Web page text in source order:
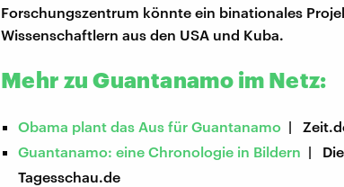
Forschungszentrum könnte ein binationales
Wissenschaftlern aus den USA und Kuba.
Mehr zu Guantanamo im Netz:
Obama plant das Aus für Guantanamo |
Guantanamo: eine Chronologie in Bildern | Die
Tagesschau.de